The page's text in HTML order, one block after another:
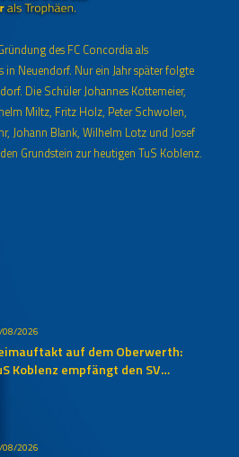
des FC Concordia als
in Neuendorf. Nur ein Jahr später folgte
Die Schüler Johannes Kottemeier,
Miltz, Fritz Holz, Peter Schwolen,
Johann Blank, Wilhelm Lotz und Josef
Grundstein zur heutigen TuS Koblenz.
2026
auf dem Oberwerth:
Koblenz empfängt den SV
2026